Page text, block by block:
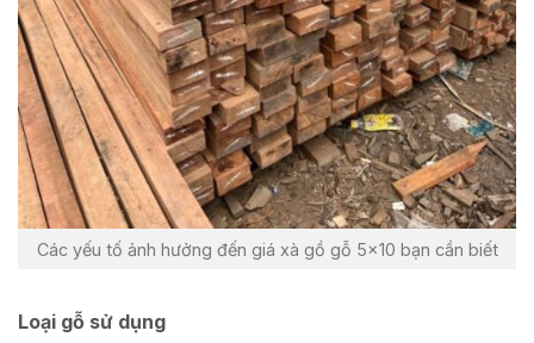
Các yếu tố ảnh hưởng đến giá xà gồ gỗ 5×10 bạn cần biết
Loại gỗ sử dụng